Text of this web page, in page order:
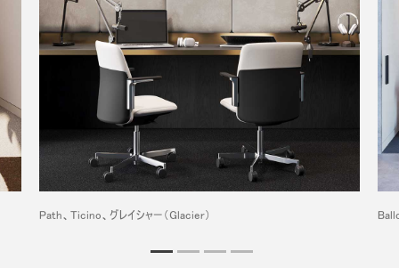
Path、Ticino、グレイシャー（Glacier）